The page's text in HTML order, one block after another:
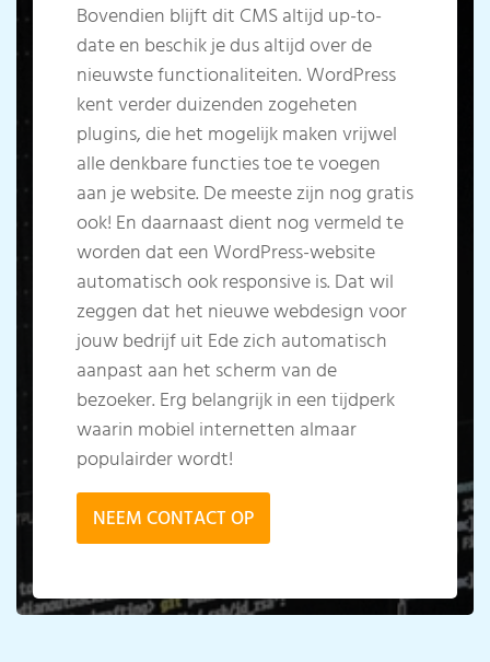
Bovendien blijft dit CMS altijd up-to-
date en beschik je dus altijd over de
nieuwste functionaliteiten. WordPress
kent verder duizenden zogeheten
plugins, die het mogelijk maken vrijwel
alle denkbare functies toe te voegen
aan je website. De meeste zijn nog gratis
ook! En daarnaast dient nog vermeld te
worden dat een WordPress-website
automatisch ook responsive is. Dat wil
zeggen dat het nieuwe webdesign voor
jouw bedrijf uit Ede zich automatisch
aanpast aan het scherm van de
bezoeker. Erg belangrijk in een tijdperk
waarin mobiel internetten almaar
populairder wordt!
NEEM CONTACT OP